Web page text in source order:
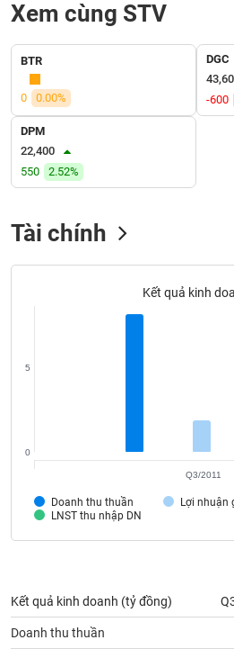
Xem cùng STV
BTR
0 0.00%
DGC
-600
DPM
22,400
550
2.52%
Tài chính
Kết quả kinh
Doanh thu thuần
Lợi nhuận
LNST thu nhập DN
0
5
Q3/2011
Kết quả kinh doanh (tỷ đồng)
Doanh thu thuần
SỨC
KHỎE
TÀI
CHÍNH
CÔNG
NGHỆ
TIỆN